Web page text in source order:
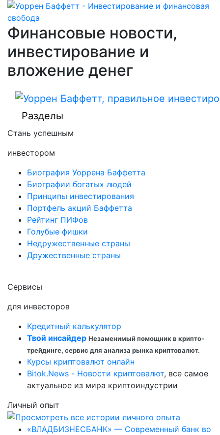
Финансовые новости,
инвестирование и
вложение денег
Разделы
Стань успешным
инвестором
Биография Уоррена Баффетта
Биографии богатых людей
Принципы инвестирования
Портфель акций Баффетта
Рейтинг ПИФов
Голубые фишки
Недружественные страны
Дружественные страны
Сервисы
для инвесторов
Кредитный калькулятор
Твой инсайдер Незаменимый помощник в крипто-
трейдинге, сервис для анализа рынка криптовалют.
Курсы криптовалют онлайн
Bitok.News - Новости криптовалют, все самое
актуальное из мира криптоиндустрии
Личный опыт
«ВЛАДБИЗНЕСБАНК» — Современный банк во